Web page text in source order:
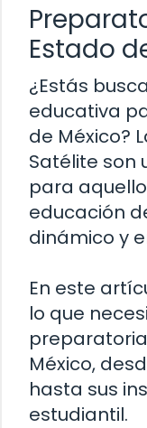
Estado
¿Estás
educativa
de México?
Satélite son
para
educación
dinámico y
En este
lo que
México,
hasta sus
estudiantil.